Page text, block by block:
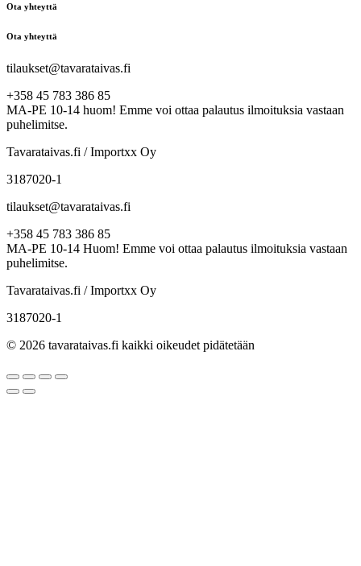
Ota yhteyttä
Ota yhteyttä
tilaukset@tavarataivas.fi
+358 45 783 386 85
MA-PE 10-14 huom! Emme voi ottaa palautus ilmoituksia vastaan
puhelimitse.
Tavarataivas.fi / Importxx Oy
3187020-1
tilaukset@tavarataivas.fi
+358 45 783 386 85
MA-PE 10-14 Huom! Emme voi ottaa palautus ilmoituksia vastaan
puhelimitse.
Tavarataivas.fi / Importxx Oy
3187020-1
© 2026 tavarataivas.fi kaikki oikeudet pidätetään